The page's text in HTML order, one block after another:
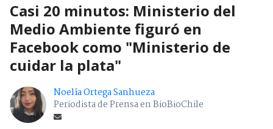
Casi 20 minutos: Ministerio del
Medio Ambiente figuró en
Facebook como "Ministerio de
cuidar la plata"
Noelia Ortega Sanhueza
Periodista de Prensa en BioBioChile